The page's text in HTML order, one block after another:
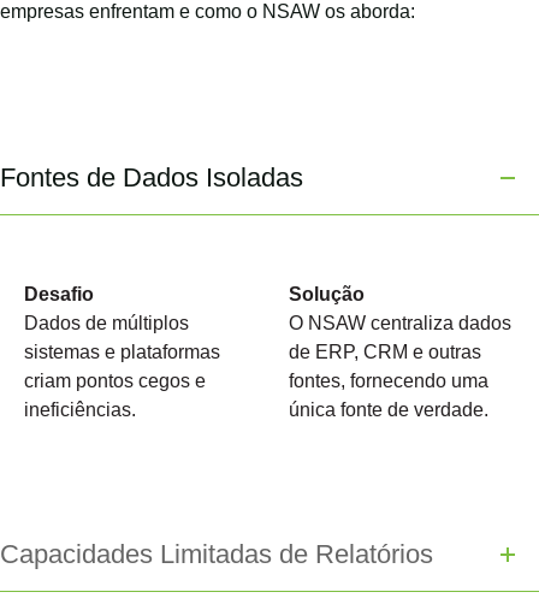
empresas enfrentam e como o NSAW os aborda:
Fontes de Dados Isoladas
Desafio
Dados de múltiplos
sistemas e plataformas
criam pontos cegos e
ineficiências.
Solução
O NSAW centraliza dados
de ERP, CRM e outras
fontes, fornecendo uma
única fonte de verdade.
Capacidades Limitadas de Relatórios